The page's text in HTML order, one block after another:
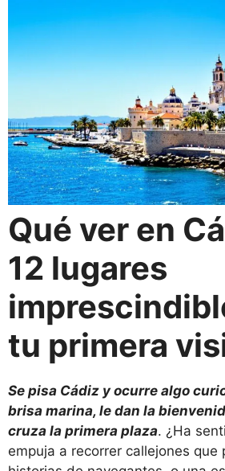
Qué ver en
12 lugares
tu primera
Se pisa Cádiz y ocurre algo
brisa marina, le dan la
cruza la primera plaza. ¿Ha
empuja a recorrer callejones que